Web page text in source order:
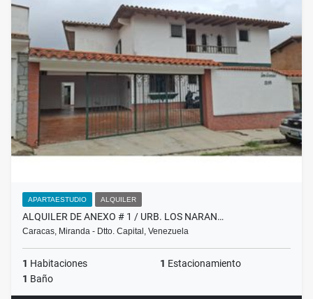
APARTAESTUDIO ALQUILER
ALQUILER DE ANEXO # 1 / URB. LOS NARAN…
Caracas, Miranda - Dtto. Capital, Venezuela
1 Habitaciones 1 Estacionamiento
1 Baño